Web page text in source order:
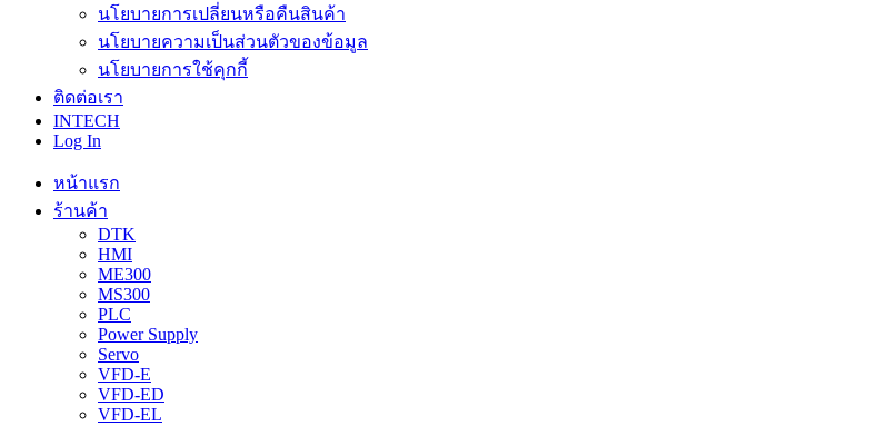
นโยบายการเปลี่ยนหรือคืนสินค้า
นโยบายความเป็นส่วนตัวของข้อมูล
นโยบายการใช้คุกกี้
ติดต่อเรา
INTECH
Log In
หน้าแรก
ร้านค้า
DTK
HMI
ME300
MS300
PLC
Power Supply
Servo
VFD-E
VFD-ED
VFD-EL